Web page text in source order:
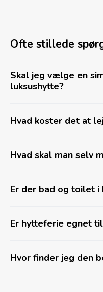
Ofte stillede
Skal jeg vælge en
luksushytte?
Hvad koster det at
Hvad skal man selv
Er der bad og toilet i
Er hytteferie egnet
Hvor finder jeg den